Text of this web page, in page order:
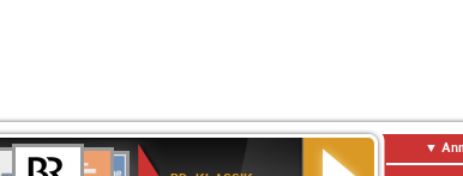
Deutschlandfunk
80er
BR-
Deutschlandfunk
ANTENNE
SWR
NDR